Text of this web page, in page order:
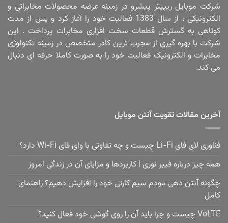
شرکت موبایل ریپیتر پیشرو در زمینه عرضه محصولات مخابراتی و
الکترونیکی ، از سال 1383 فعالیت خود را آغاز کرد و پس از مدت
کوتاهی به گسترش قطعات سخت افزاری مخابرات پرداخت . این
شرکت با بهره گیری از مجرب ترین کادر متخصص در زمینه تکنولوژی
مخابرات و الکترونیک فعالیت خود را به صورت کاملا حرفه ای دنبال
می کند.
آخرین مقالات تقویت آنتن موبایل
فناوری لای فای Li-Fi چیست و چه تفاوتی با وای فای Wi-Fi دارد؟
همه چیز درباره فیبر نوری | کاربردها و مزایای آن در زندگی امروز
چگونه آنتن دهی مودم سیم کارتی خود را افزایش دهیم؟ راهنمای
کامل
VoLTE چیست و چرا باید آن را روی گوشی خود فعال کنید؟